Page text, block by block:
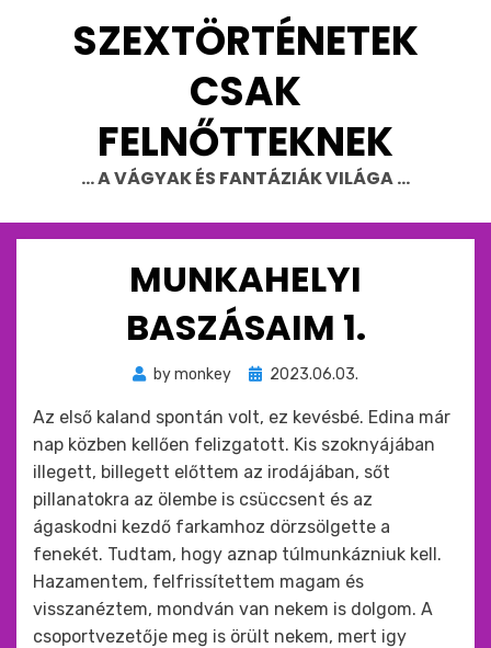
SZEXTÖRTÉNETEK
CSAK
FELNŐTTEKNEK
… A VÁGYAK ÉS FANTÁZIÁK VILÁGA …
MUNKAHELYI
BASZÁSAIM 1.
bymonkey
Beküldve
:
2023.06.03.
Az első kaland spontán volt, ez kevésbé. Edina már
nap közben kellően felizgatott. Kis szoknyájában
illegett, billegett előttem az irodájában, sőt
pillanatokra az ölembe is csüccsent és az
ágaskodni kezdő farkamhoz dörzsölgette a
fenekét. Tudtam, hogy aznap túlmunkázniuk kell.
Hazamentem, felfrissítettem magam és
visszanéztem, mondván van nekem is dolgom. A
csoportvezetője meg is örült nekem, mert igy